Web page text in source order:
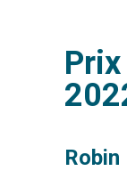
Robin